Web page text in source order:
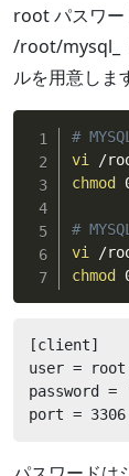
root パスワー
/root/mysql_
ルを用意しま
#
vi
chmod
#
vi
chmod
[client]
user = root
password =
port = 3306